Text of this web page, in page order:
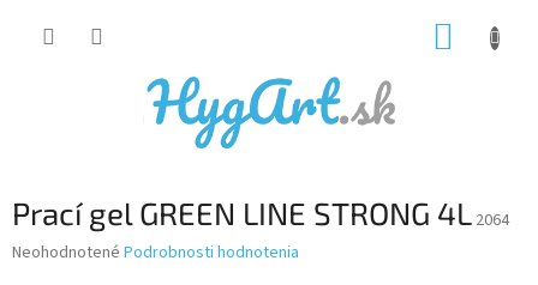
Prací gel GREEN LINE STRONG 4L 2064
Priemerné
Neohodnotené Podrobnosti hodnotenia